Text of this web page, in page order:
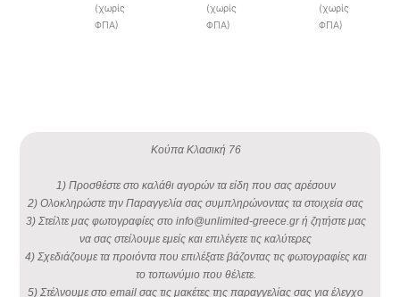
(χωρίς
ΦΠΑ)
(χωρίς
ΦΠΑ)
(χωρίς
ΦΠΑ)
Κούπα Κλασική 76
1) Προσθέστε στο καλάθι αγορών τα είδη που σας αρέσουν
2) Ολοκληρώστε την Παραγγελία σας συμπληρώνοντας τα στοιχεία σας
3) Στείλτε μας φωτογραφίες στο info@unlimited-greece.gr ή ζητήστε μας
να σας στείλουμε εμείς και επιλέγετε τις καλύτερες
4) Σχεδιάζουμε τα προιόντα που επιλέξατε βάζοντας τις φωτογραφίες και
το τοπωνύμιο που θέλετε.
5) Στέλνουμε στο email σας τις μακέτες της παραγγελίας σας για έλεγχο